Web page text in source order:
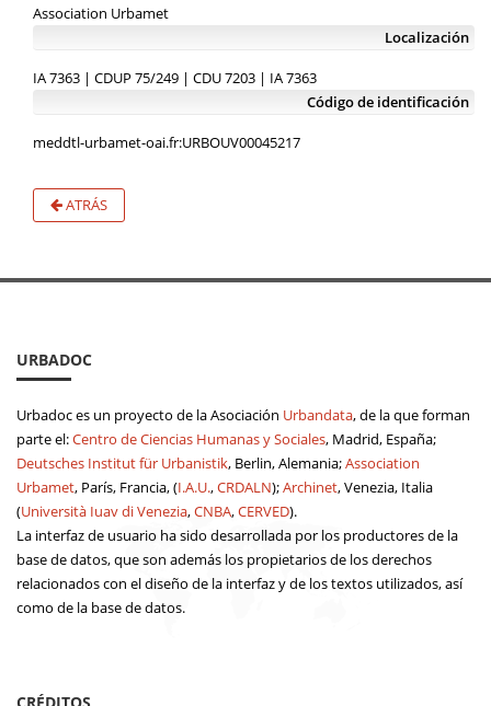
Association Urbamet
Localización
IA 7363 | CDUP 75/249 | CDU 7203 | IA 7363
Código de identificación
meddtl-urbamet-oai.fr:URBOUV00045217
ATRÁS
URBADOC
Urbadoc es un proyecto de la Asociación Urbandata, de la que forman
parte el:Centro de Ciencias Humanas y Sociales, Madrid, España;
Deutsches Institut für Urbanistik, Berlin, Alemania;Association
Urbamet, París, Francia, (I.A.U.,CRDALN);Archinet, Venezia, Italia
(Università Iuav di Venezia,CNBA,CERVED).
La interfaz de usuario ha sido desarrollada por los productores de la
base de datos, que son además los propietarios de los derechos
relacionados con el diseño de la interfaz y de los textos utilizados, así
como de la base de datos.